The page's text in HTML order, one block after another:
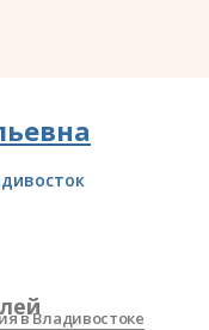
в Владивостоке